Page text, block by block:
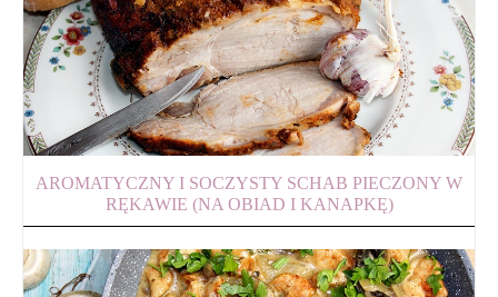
AROMATYCZNY I SOCZYSTY SCHAB PIECZONY W
RĘKAWIE (NA OBIAD I KANAPKĘ)